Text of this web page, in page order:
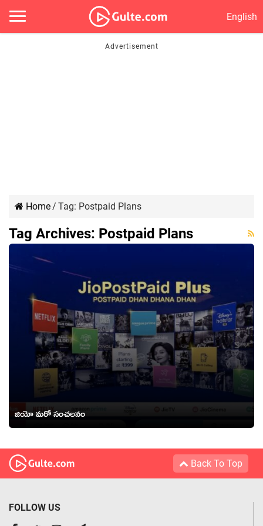
English
Home/ Tag: Postpaid Plans
Tag Archives: Postpaid Plans
జియో మరో సంచలనం
Back To Top
FOLLOW US